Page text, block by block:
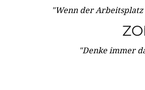
"Wenn der
"Denke immer